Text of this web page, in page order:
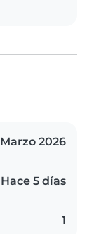
Marzo 2026
Hace 5 días
1